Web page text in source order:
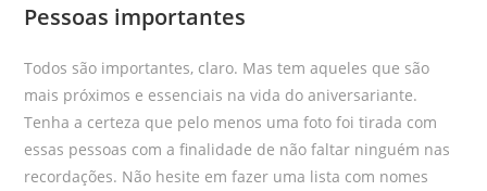
Pessoas importantes
Todos são importantes, claro. Mas tem aqueles que são
mais próximos e essenciais na vida do aniversariante.
Tenha a certeza que pelo menos uma foto foi tirada com
essas pessoas com a finalidade de não faltar ninguém nas
recordações. Não hesite em fazer uma lista com nomes